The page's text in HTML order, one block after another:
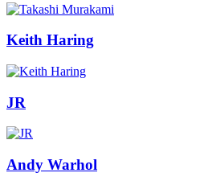
Keith Haring
JR
Andy Warhol